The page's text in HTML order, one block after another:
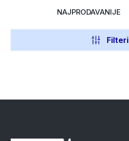
NAJPRODAVANIJE
Filteri